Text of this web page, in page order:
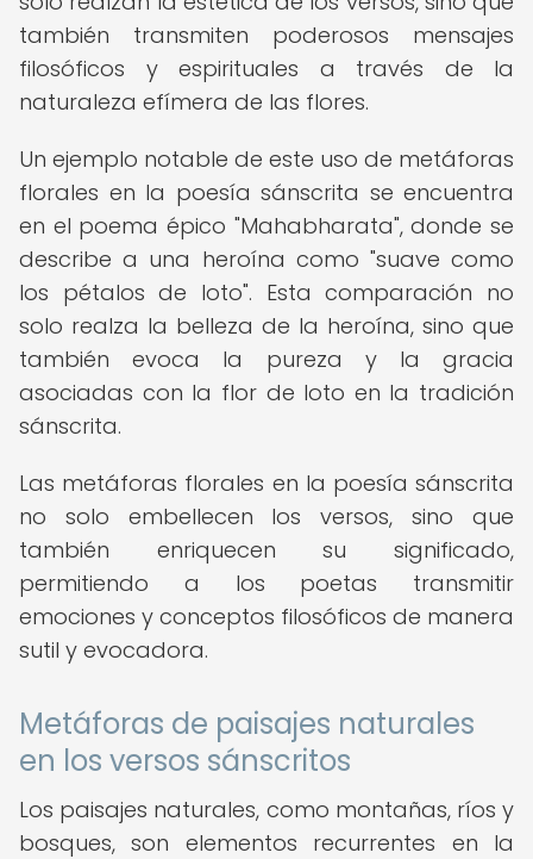
también transmiten poderosos mensajes
filosóficos y espirituales a través de la
naturaleza efímera de las flores.
Un ejemplo notable de este uso de metáforas
florales en la poesía sánscrita se encuentra
en el poema épico "Mahabharata", donde se
describe a una heroína como "suave como
los pétalos de loto". Esta comparación no
solo realza la belleza de la heroína, sino que
también evoca la pureza y la gracia
asociadas con la flor de loto en la tradición
sánscrita.
Las metáforas florales en la poesía sánscrita
no solo embellecen los versos, sino que
también enriquecen su significado,
permitiendo a los poetas transmitir
emociones y conceptos filosóficos de manera
sutil y evocadora.
Metáforas de paisajes naturales
en los versos sánscritos
Los paisajes naturales, como montañas, ríos y
bosques, son elementos recurrentes en la